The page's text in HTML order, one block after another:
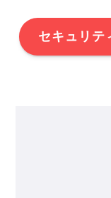
セキュリテ